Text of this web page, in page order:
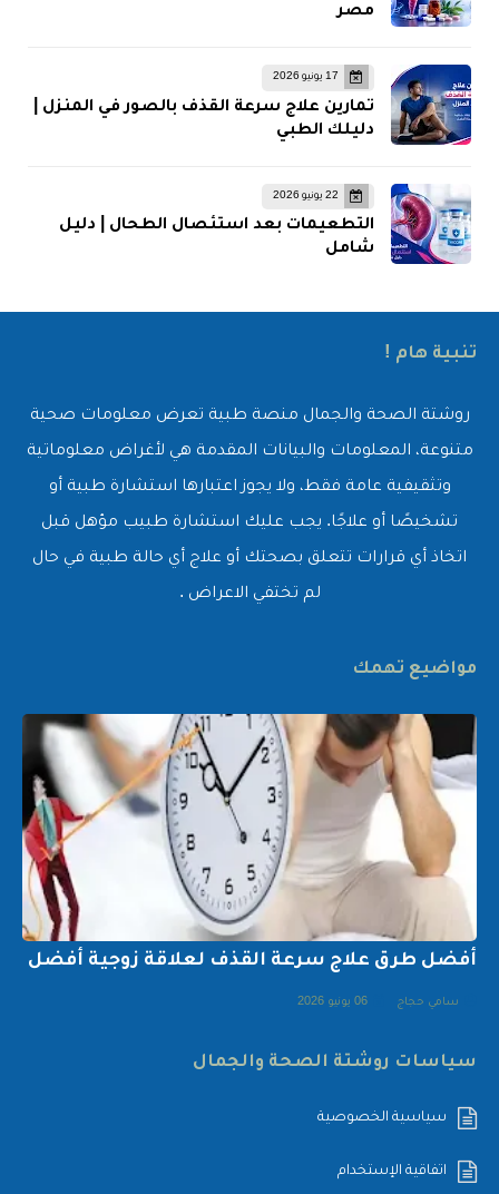
مصر
17 يونيو 2026
تمارين علاج سرعة القذف بالصور في المنزل |
دليلك الطبي
22 يونيو 2026
التطعيمات بعد استئصال الطحال | دليل
شامل
تنبية هام !
روشتة الصحة والجمال منصة طبية تعرض معلومات صحية
متنوعة، المعلومات والبيانات المقدمة هي لأغراض معلوماتية
وتثقيفية عامة فقط، ولا يجوز اعتبارها استشارة طبية أو
تشخيصًا أو علاجًا. يجب عليك استشارة طبيب مؤهل قبل
اتخاذ أي قرارات تتعلق بصحتك أو علاج أي حالة طبية في حال
لم تختفي الاعراض .
مواضيع تهمك
أفضل طرق علاج سرعة القذف لعلاقة زوجية أفضل
سامي حجاج 06 يونيو 2026
سياسات روشتة الصحة والجمال
سياسية الخصوصية
اتفاقية الإستخدام